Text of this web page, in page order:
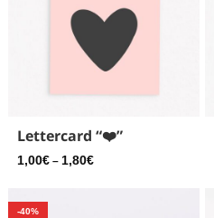
Lettercard “❤️”
1,00€ – 1,80€
-40%